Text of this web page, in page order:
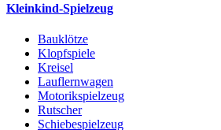
Kleinkind-Spielzeug
Bauklötze
Klopfspiele
Kreisel
Lauflernwagen
Motorikspielzeug
Rutscher
Schiebespielzeug